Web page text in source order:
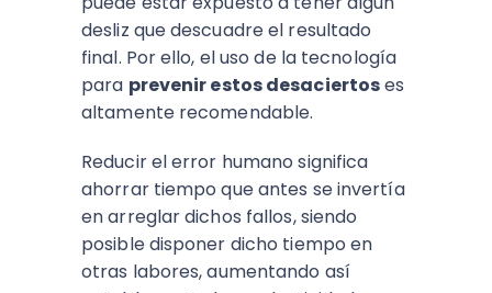
desliz que descuadre el resultado
final. Por ello, el uso de la tecnología
para prevenir estos desaciertoses
altamente recomendable.
Reducir el error humano significa
ahorrar tiempo que antes se invertía
en arreglar dichos fallos, siendo
posible disponer dicho tiempo en
otras labores, aumentando así